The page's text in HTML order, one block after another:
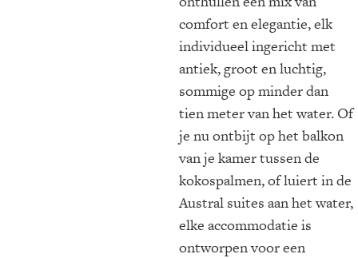
comfort en elegantie, elk
individueel ingericht met
antiek, groot en luchtig,
sommige op minder dan
tien meter van het water. Of
je nu ontbijt op het balkon
van je kamer tussen de
kokospalmen, of luiert in de
Austral suites aan het water,
elke accommodatie is
ontworpen voor een